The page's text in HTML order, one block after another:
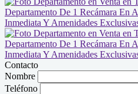
Contacto
Nombre
Teléfono